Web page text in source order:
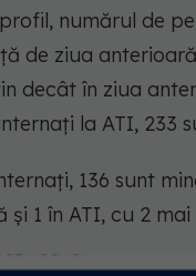
numărul de
de ziua
decât în ziua
la ATI, 233
136 sunt
și 1 în ATI, cu 2